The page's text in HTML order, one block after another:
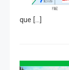
que […]